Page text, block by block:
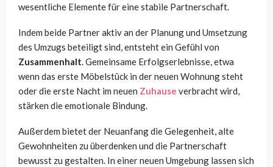
wesentliche Elemente für eine stabile Partnerschaft.
Indem beide Partner aktiv an der Planung und Umsetzung
des Umzugs beteiligt sind, entsteht ein Gefühl von
Zusammenhalt. Gemeinsame Erfolgserlebnisse, etwa
wenn das erste Möbelstück in der neuen Wohnung steht
oder die erste Nacht im neuen Zuhause verbracht wird,
stärken die emotionale Bindung.
Außerdem bietet der Neuanfang die Gelegenheit, alte
Gewohnheiten zu überdenken und die Partnerschaft
bewusst zu gestalten. In einer neuen Umgebung lassen sich